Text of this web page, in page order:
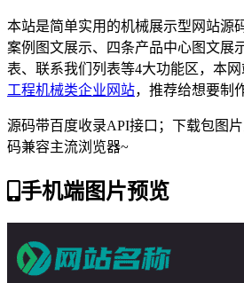
本站是简单实用的机械展示型网站源
案例图文展示、四条产品中心图文展
表、联系我们列表等4大功能区，本
工程机械类企业网站，推荐给想要制
源码带百度收录API接口；下载包图
码兼容主流浏览器~
手机端图片预览